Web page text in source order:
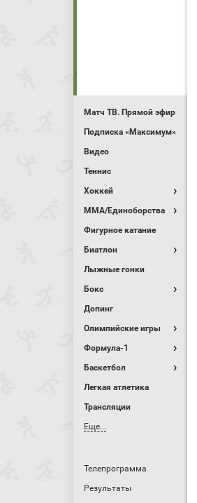
Матч ТВ. Прямой эфир
Подписка «Максимум»
Видео
Теннис
Хоккей
MMA/Единоборства
Фигурное катание
Биатлон
Лыжные гонки
Бокс
Допинг
Олимпийские игры
Формула-1
Баскетбол
Легкая атлетика
Трансляции
Еще...
Телепрограмма
Результаты